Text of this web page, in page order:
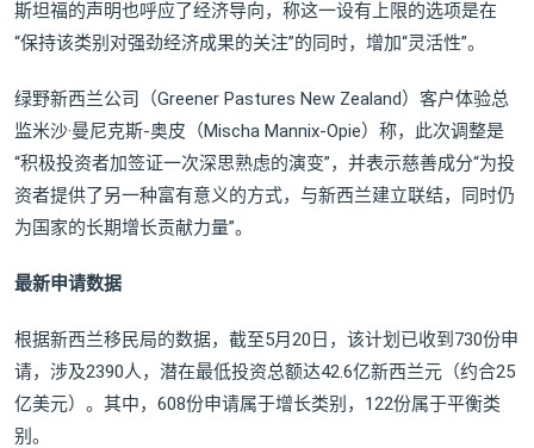
斯坦福的声明也呼应了经济导向，称这一设有上限的选项是在
“保持该类别对强劲经济成果的关注”的同时，增加“灵活性”。
绿野新西兰公司（Greener Pastures New Zealand）客户体验总
监米沙·曼尼克斯‑奥皮（Mischa Mannix‑Opie）称，此次调整是
“积极投资者加签证一次深思熟虑的演变”，并表示慈善成分“为投
资者提供了另一种富有意义的方式，与新西兰建立联结，同时仍
为国家的长期增长贡献力量”。
最新申请数据
根据新西兰移民局的数据，截至5月20日，该计划已收到730份申
请，涉及2390人，潜在最低投资总额达42.6亿新西兰元（约合25
亿美元）。其中，608份申请属于增长类别，122份属于平衡类
别。